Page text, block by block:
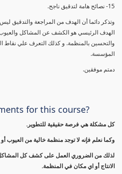
15- نصائح هامة لتدقيق ناجح.
وتذكر دائما أن الهدف من المراجعة والتدقيق
الهدف الرئيسي هو الكشف عن المشاكل والعيوب
والتحسين بالمنظمة. و كذلك التعرف علي نقاط
المؤسسة.
دمتم موفقين.
for this course?
كل مشكلة هي فرصة حقيقية للتطوير.
وكما نعلم فإنه لا توجد منظمة خالية من العيوب
لذلك من الضروري العمل على كشف كل المشاكل
الانتاج أو اي مكان في المنظمة.